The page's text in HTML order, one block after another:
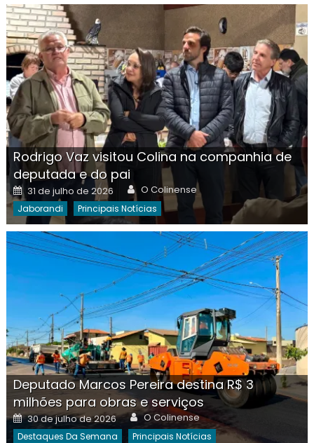
Rodrigo Vaz visitou Colina na companhia de
deputada e do pai
Posted
on
31 de julho de 2026 Author
O Colinense
Jaborandi Principais Notícias
Deputado Marcos Pereira destina R$ 3
milhões para obras e serviços
Posted
on
30 de julho de 2026 Author
O Colinense
Destaques Da Semana Principais Notícias